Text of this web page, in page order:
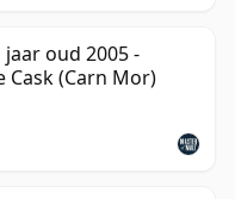
oud 2005 -
Cask (Carn Mor)